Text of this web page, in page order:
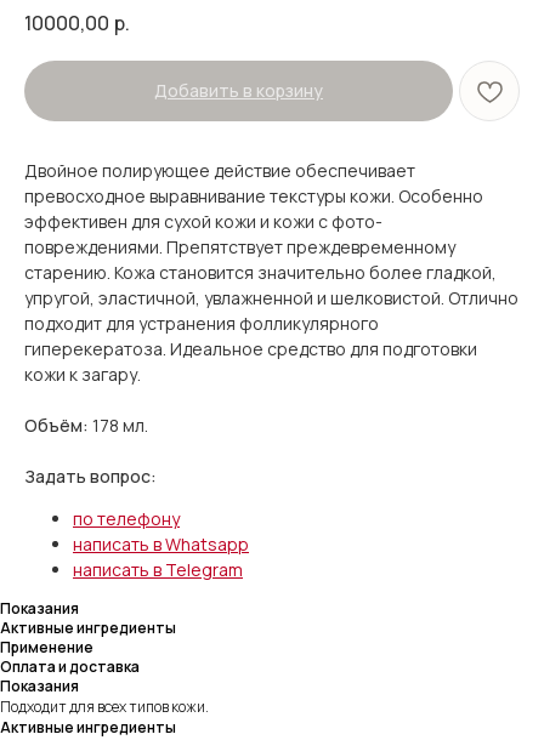
10000,00 р.
Добавить в корзину
Двойное полирующее действие обеспечивает
превосходное выравнивание текстуры кожи. Особенно
эффективен для сухой кожи и кожи с фото-
повреждениями. Препятствует преждевременному
старению. Кожа становится значительно более гладкой,
упругой, эластичной, увлажненной и шелковистой. Отлично
подходит для устранения фолликулярного
гиперекератоза. Идеальное средство для подготовки
кожи к загару.
Объём: 178 мл.
Задать вопрос:
по телефону
написать в Whatsapp
написать в Telegram
Показания
Активные ингредиенты
Применение
Оплата и доставка
Показания
Подходит для всех типов кожи.
Активные ингредиенты